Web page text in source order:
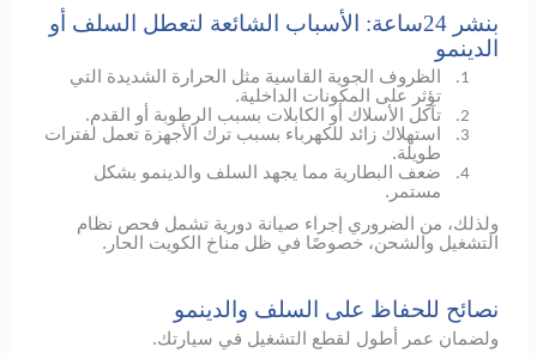
بنشر 24ساعة: الأسباب الشائعة لتعطل السلف أو
الدينمو
1.
الظروف الجوية القاسية مثل الحرارة الشديدة التي
تؤثر على المكونات الداخلية.
2. تآكل الأسلاك أو الكابلات بسبب الرطوبة أو القدم.
3.
استهلاك زائد للكهرباء بسبب ترك الأجهزة تعمل لفترات
طويلة.
4.
ضعف البطارية مما يجهد السلف والدينمو بشكل
مستمر.
ولذلك، من الضروري إجراء صيانة دورية تشمل فحص نظام
التشغيل والشحن، خصوصًا في ظل مناخ الكويت الحار.
نصائح للحفاظ على السلف والدينمو
ولضمان عمر أطول لقطع التشغيل في سيارتك.